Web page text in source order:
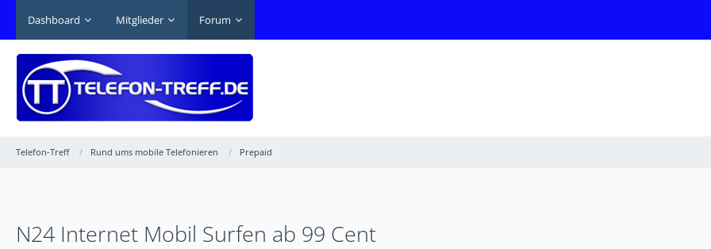
Dashboard Mitglieder Forum
Telefon-Treff Rund ums mobile Telefonieren Prepaid
N24 Internet Mobil Surfen ab 99 Cent